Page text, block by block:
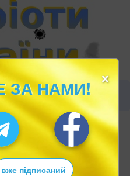
×
ЗА НАМИ!
вже підписаний